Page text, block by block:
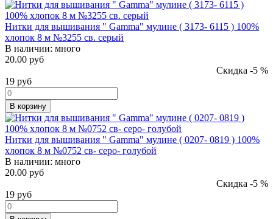
Нитки для вышивания " Gamma" мулине ( 3173- 6115 ) 100%
хлопок 8 м №3255 св. серый
В наличии: много
20.00 руб
Скидка -5 %
19 руб
В корзину
Нитки для вышивания " Gamma" мулине ( 0207- 0819 ) 100%
хлопок 8 м №0752 св- серо- голубой
В наличии: много
20.00 руб
Скидка -5 %
19 руб